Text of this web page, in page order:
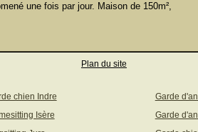
une fois par jour. Maison de 150m²,
Plan du site
chien Indre Garde
Isère Garde